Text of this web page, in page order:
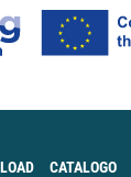
CATALOGO